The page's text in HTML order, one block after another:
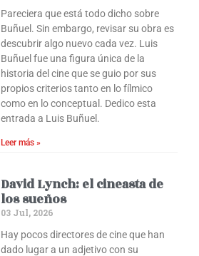
Pareciera que está todo dicho sobre
Buñuel. Sin embargo, revisar su obra es
descubrir algo nuevo cada vez. Luis
Buñuel fue una figura única de la
historia del cine que se guio por sus
propios criterios tanto en lo fílmico
como en lo conceptual. Dedico esta
entrada a Luis Buñuel.
Leer más »
David Lynch: el cineasta de
los sueños
03 Jul, 2026
Hay pocos directores de cine que han
dado lugar a un adjetivo con su